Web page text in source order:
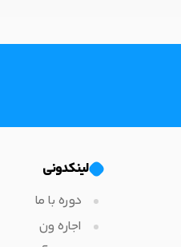
لینکدونی
دوره با ما
اجاره ون